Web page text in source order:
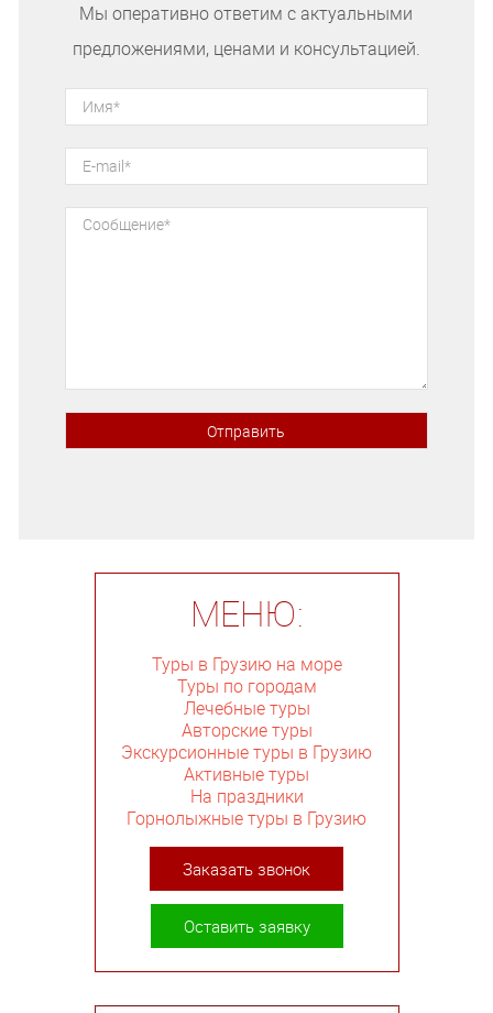
Мы оперативно ответим с актуальными
предложениями, ценами и консультацией.
МЕНЮ:
Туры в Грузию на море
Туры по городам
Лечебные туры
Авторские туры
Экскурсионные туры в Грузию
Активные туры
На праздники
Горнолыжные туры в Грузию
Заказать звонок
Оставить заявку